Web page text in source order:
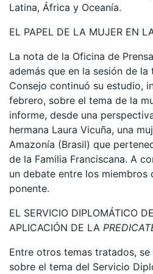
Latina, África y Oceanía.
EL PAPEL DE LA MUJER EN
La nota de la Oficina de
además que en la sesión de
Consejo continuó su estudio,
febrero, sobre el tema de la
informe, desde una
hermana Laura Vicuña, una
Amazonía (Brasil) que
de la Familia Franciscana. A
un debate entre los miembros
ponente.
EL SERVICIO DIPLOMÁTICO
APLICACIÓN DE LA
Entre otros temas tratados,
sobre el tema del Servicio